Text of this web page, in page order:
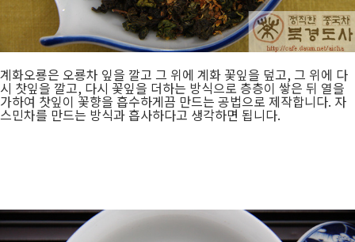
계화오룡은 오룡차 잎을 깔고 그 위에 계화 꽃잎을 덮고, 그 위에 다
시 찻잎을 깔고, 다시 꽃잎을 더하는 방식으로 층층이 쌓은 뒤 열을
가하여 찻잎이 꽃향을 흡수하게끔 만드는 공법으로 제작합니다. 자
스민차를 만드는 방식과 흡사하다고 생각하면 됩니다.